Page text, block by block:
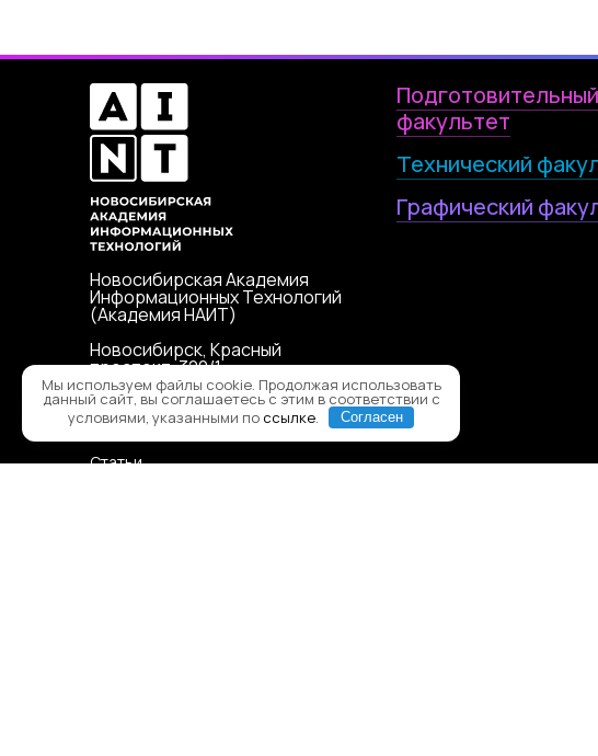
Новосибирская Академия
Информационных Технологий
(Академия НАИТ)
Новосибирск, Красный
проспект, 320/1
Карта сайта
Статьи
Подготовительный
факультет
Технический
Графический
Мы используем файлы cookie. Продолжая использовать
данный сайт, вы соглашаетесь с этим в соответствии с
условиями, указанными по ссылке. Согласен